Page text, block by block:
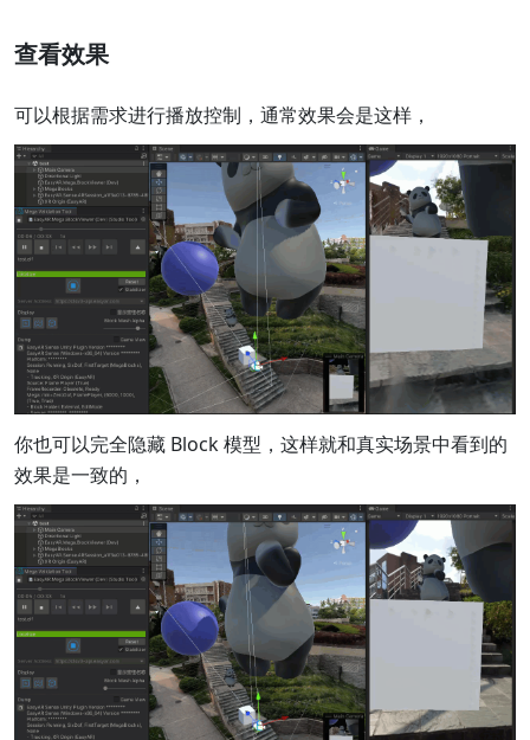
查看效果
可以根据需求进行播放控制，通常效果会是这样，
你也可以完全隐藏 Block 模型，这样就和真实场景中看到的
效果是一致的，